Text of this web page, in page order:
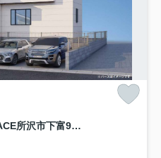
仲介手数料無料 KEIAI GRACE所沢市下富9期・新築全1棟